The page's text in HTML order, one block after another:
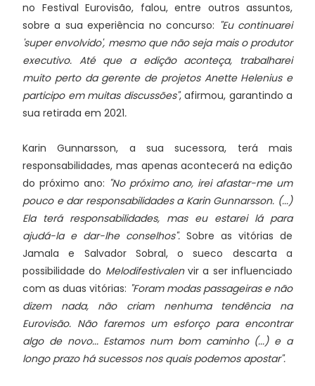
no Festival Eurovisão, falou, entre outros assuntos,
sobre a sua experiência no concurso: "Eu continuarei
'super envolvido', mesmo que não seja mais o produtor
executivo. Até que a edição aconteça, trabalharei
muito perto da gerente de projetos Anette Helenius e
participo em muitas discussões", afirmou, garantindo a
sua retirada em 2021.
Karin Gunnarsson, a sua sucessora, terá mais
responsabilidades, mas apenas acontecerá na edição
do próximo ano: "No próximo ano, irei afastar-me um
pouco e dar responsabilidades a Karin Gunnarsson. (...)
Ela terá responsabilidades, mas eu estarei lá para
ajudá-la e dar-lhe conselhos". Sobre as vitórias de
Jamala e Salvador Sobral, o sueco descarta a
possibilidade do Melodifestivalenvir a ser influenciado
com as duas vitórias: "Foram modas passageiras e não
dizem nada, não criam nenhuma tendência na
Eurovisão. Não faremos um esforço para encontrar
algo de novo... Estamos num bom caminho (...) e a
longo prazo há sucessos nos quais podemos apostar".